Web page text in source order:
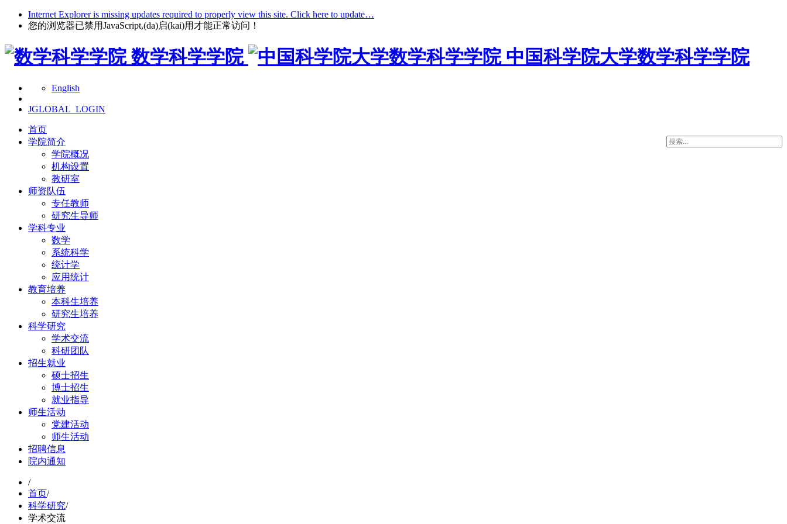
Internet Explorer is missing updates required to properly view this site. Click here to update…
您的浏览器已禁用JavaScript,(da)启(kai)用才能正常访问！
数学科学学院 中国科学院大学数学科学学院
English
JGLOBAL_LOGIN
首页
学院简介
学院概况
机构设置
教研室
师资队伍
专任教师
研究生导师
学科专业
数学
系统科学
统计学
应用统计
教育培养
本科生培养
研究生培养
科学研究
学术交流
科研团队
招生就业
硕士招生
博士招生
就业指导
师生活动
党建活动
师生活动
招聘信息
院内通知
/
首页/
科学研究/
学术交流